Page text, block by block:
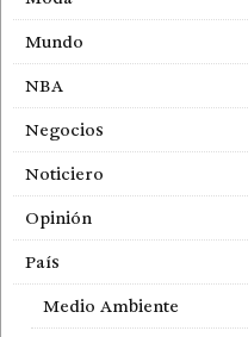
Mundo
NBA
Negocios
Noticiero
Opinión
País
Medio Ambiente